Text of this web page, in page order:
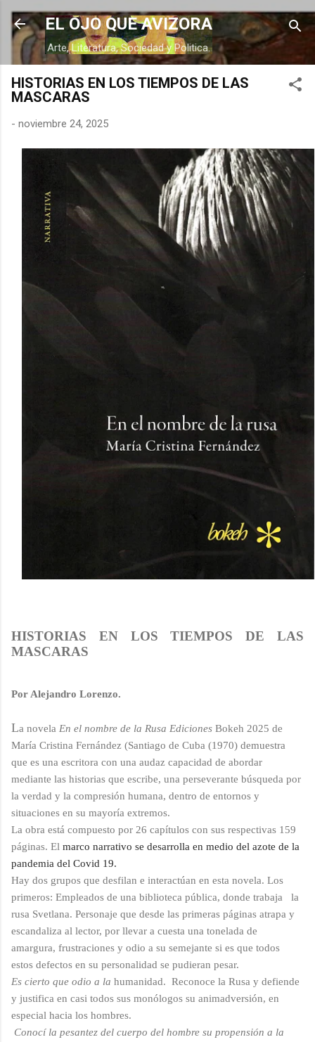
Ir al contenido principal
EL OJO QUE AVIZORA
Arte, Literatura, Sociedad y Politica.
HISTORIAS EN LOS TIEMPOS DE LAS
MASCARAS
- noviembre 24, 2025
HISTORIAS EN LOS TIEMPOS DE LAS
MASCARAS
Por Alejandro Lorenzo.
La novela En el nombre de la Rusa Ediciones Bokeh 2025 de
María Cristina Fernández (Santiago de Cuba (1970) demuestra
que es una escritora con una audaz capacidad de abordar
mediante las historias que escribe, una perseverante búsqueda por
la verdad y la compresión humana, dentro de entornos y
situaciones en su mayoría extremos.
La obra está compuesto por 26 capítulos con sus respectivas 159
páginas. El marco narrativo se desarrolla en medio del azote de la
pandemia del Covid 19.
Hay dos grupos que desfilan e interactúan en esta novela. Los
primeros: Empleados de una biblioteca pública, donde trabaja la
rusa Svetlana. Personaje que desde las primeras páginas atrapa y
escandaliza al lector, por llevar a cuesta una tonelada de
amargura, frustraciones y odio a su semejante si es que todos
estos defectos en su personalidad se pudieran pesar.
Es cierto que odio a la humanidad. Reconoce la Rusa y defiende
y justifica en casi todos sus monólogos su animadversión, en
especial hacia los hombres.
Conocí la pesantez del cuerpo del hombre su propensión a la